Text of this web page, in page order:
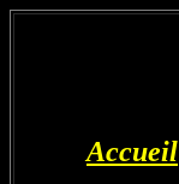
Accueil